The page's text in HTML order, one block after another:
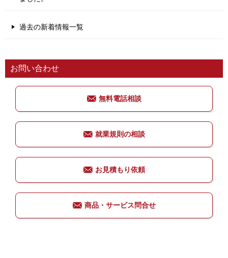
過去の新着情報一覧
お問い合わせ
無料電話相談
就業規則の相談
お見積もり依頼
商品・サービス問合せ